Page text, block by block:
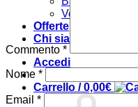
Verde e giardino
Offerte
Chi siamo
Accedi
Carrello /0,00€
Commento *
Nome *
Email *